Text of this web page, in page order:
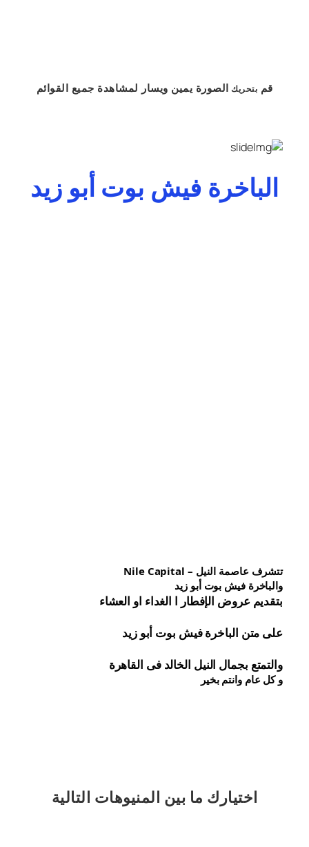
قم بتحريك الصورة يمين ويسار لمشاهدة جميع القوائم
الباخرة فيش بوت أبو زيد
تتشرف عاصمة النيل – Nile Capital
والباخرة فيش بوت أبو زيد
بتقديم عروض الإفطار ا الغداء او العشاء
على متن الباخرة فيش بوت أبو زيد
والتمتع بجمال النيل الخالد فى القاهرة
و كل عام وانتم بخير
اختيارك ما بين المنيوهات التالية